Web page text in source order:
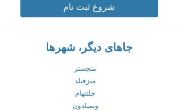
شروع ثبت نام
جاهای دیگر، شهرها
منچستر
منزفیلد
چلتنهام
ویمبلدون